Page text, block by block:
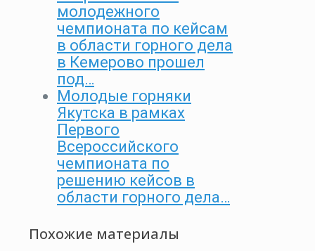
молодежного
чемпионата по кейсам
в области горного дела
в Кемерово прошел
под…
Молодые горняки
Якутска в рамках
Первого
Всероссийского
чемпионата по
решению кейсов в
области горного дела…
Похожие материалы